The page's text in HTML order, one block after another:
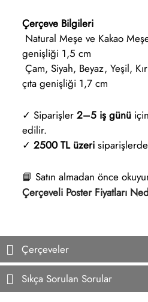
Çerçeve Bilgileri
Natural Meşe ve Kakao
genişliği 1,5 cm
Çam, Siyah, Beyaz, Yeşil,
çıta genişliği 1,7 cm
✓ Siparişler 2–5 iş günü
edilir.
✓ 2500 TL üzeri
📘 Satın almadan önce
Çerçeveli Poster Fiyatları
Çerçeveler
Sıkça Sorulan Sorular